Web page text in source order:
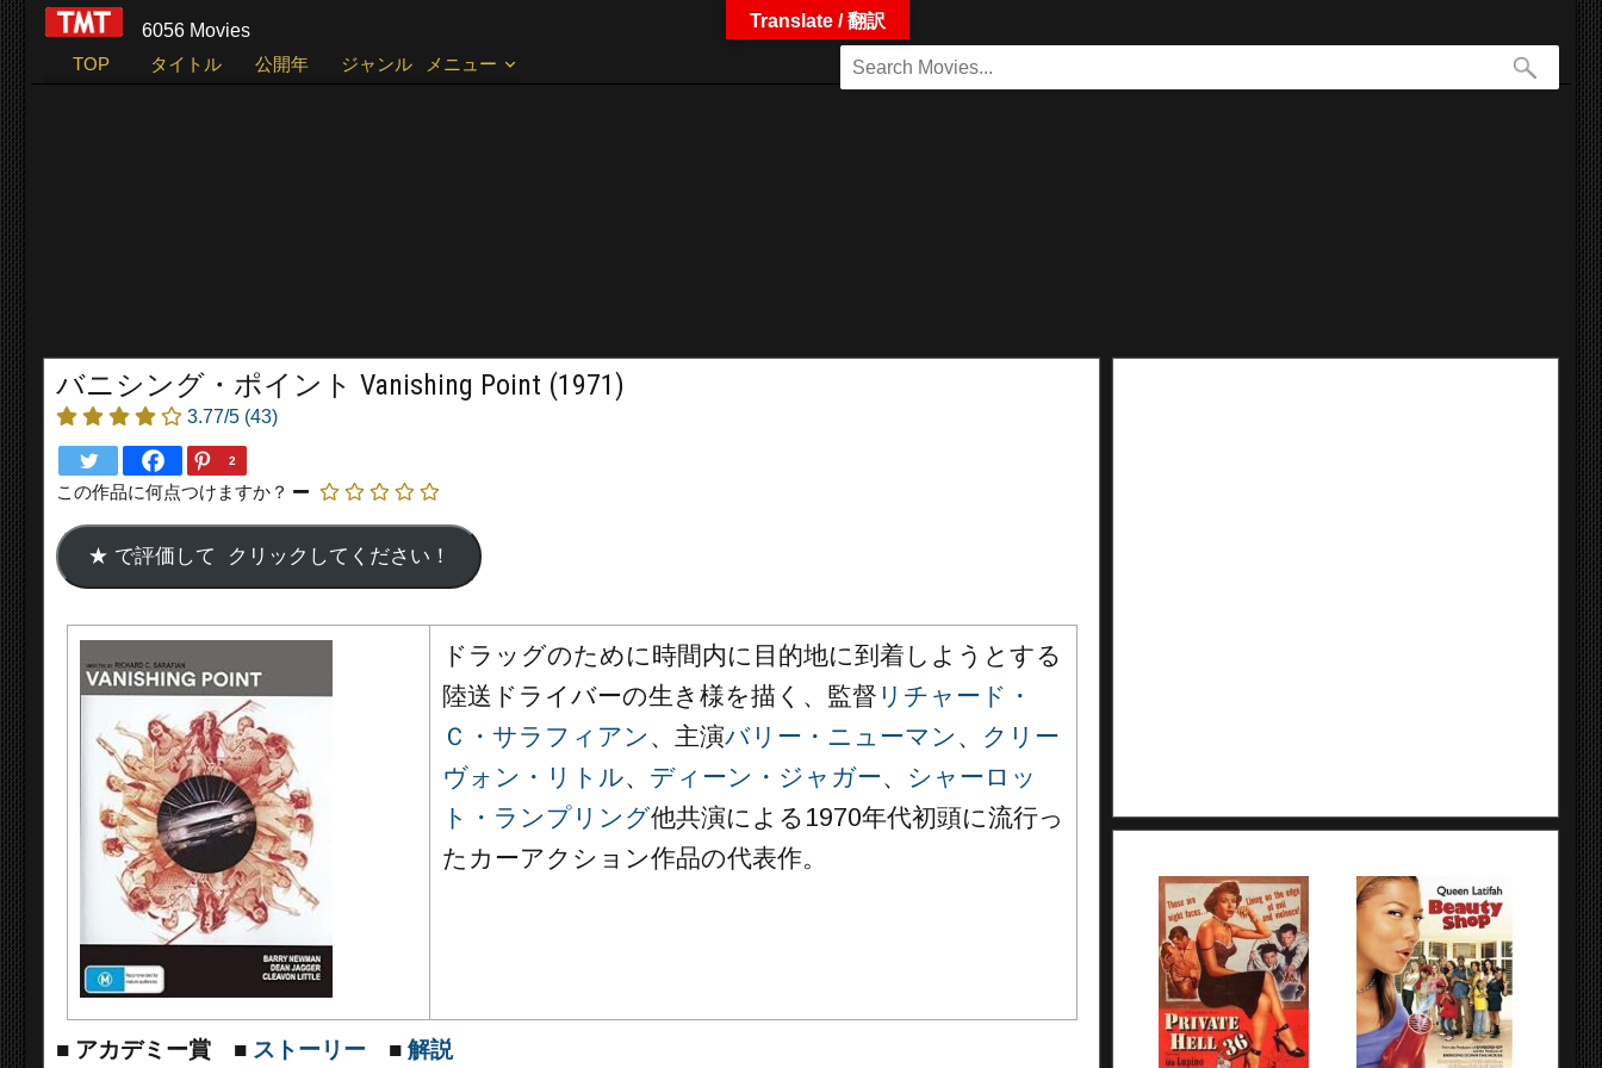
6056 Movies
TOP
タイトル 公開年 ジャンル メニュー
バニシング・ポイント Vanishing Point (1971)
3.77/5 (43)
2
この作品に何点つけますか？
ドラッグのために時間内に目的地に到着しようとする
陸送ドライバーの生き様を描く、監督 リチャード・
Ｃ・サラフィアン 、主演バリー・ニューマン 、 クリー
ヴォン・リトル、 ディーン・ジャガー、 シャーロッ
ト・ランプリング他共演による1970年代初頭に流行っ
たカーアクション作品の代表作。
■ アカデミー賞 ■ ストーリー ■ 解説
Translate / 翻訳